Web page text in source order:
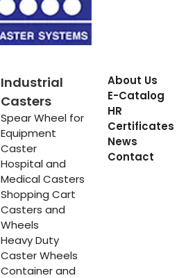
Industrial
Casters
Spear Wheel for
Equipment
Caster
Hospital and
Medical Casters
Shopping Cart
Casters and
Wheels
Heavy Duty
Caster Wheels
Container and
About Us
E-Catalog
HR
Certificates
News
Contact